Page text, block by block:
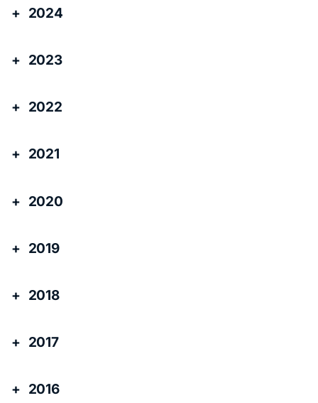
2024
2023
2022
2021
2020
2019
2018
2017
2016